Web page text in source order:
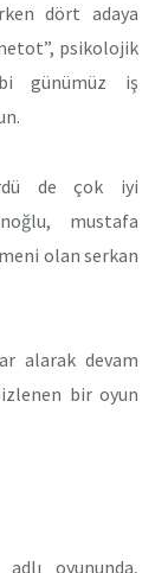
dört adaya
psikolojik
günümüz iş
de çok iyi
mustafa
olan serkan
alarak devam
bir oyun
oyununda,